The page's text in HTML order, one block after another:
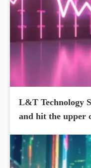
L&T Technology
and hit the upper